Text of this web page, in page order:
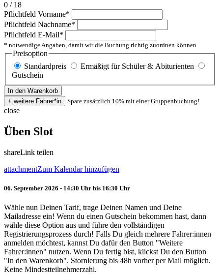
0 / 18
Pflichtfeld Vorname*
Pflichtfeld Nachname*
Pflichtfeld E-Mail*
* notwendige Angaben, damit wir die Buchung richtig zuordnen können
Preisoption
Standardpreis
Ermäßigt für Schüler & Abiturienten
Gutschein
Spare zusätzlich 10% mit einer Gruppenbuchung!
close
Üben Slot
shareLink teilen
attachmentZum Kalendar hinzufügen
06. September 2026 - 14:30 Uhr bis 16:30 Uhr
Wähle nun Deinen Tarif, trage Deinen Namen und Deine
Mailadresse ein! Wenn du einen Gutschein bekommen hast, dann
wähle diese Option aus und führe den vollständigen
Registrierungsprozess durch! Falls Du gleich mehrere Fahrer:innen
anmelden möchtest, kannst Du dafür den Button "Weitere
Fahrer:innen" nutzen. Wenn Du fertig bist, klickst Du den Button
"In den Warenkorb". Stornierung bis 48h vorher per Mail möglich.
Keine Mindestteilnehmerzahl.